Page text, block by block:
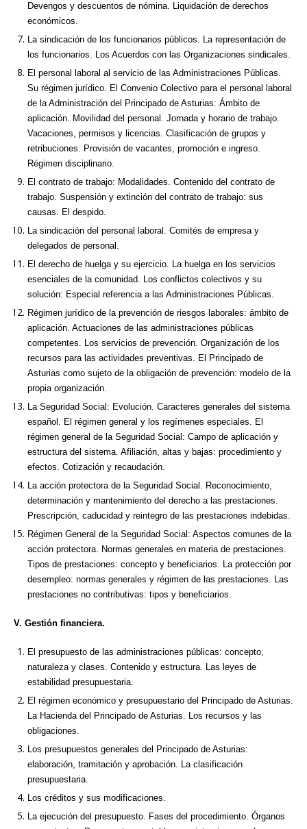
Devengos y descuentos de nómina. Liquidación de derechos
económicos.
La sindicación de los funcionarios públicos. La representación de
los funcionarios. Los Acuerdos con las Organizaciones sindicales.
El personal laboral al servicio de las Administraciones Públicas.
Su régimen jurídico. El Convenio Colectivo para el personal laboral
de la Administración del Principado de Asturias: Ámbito de
aplicación. Movilidad del personal. Jornada y horario de trabajo.
Vacaciones, permisos y licencias. Clasificación de grupos y
retribuciones. Provisión de vacantes, promoción e ingreso.
Régimen disciplinario.
El contrato de trabajo: Modalidades. Contenido del contrato de
trabajo. Suspensión y extinción del contrato de trabajo: sus
causas. El despido.
La sindicación del personal laboral. Comités de empresa y
delegados de personal.
El derecho de huelga y su ejercicio. La huelga en los servicios
esenciales de la comunidad. Los conflictos colectivos y su
solución: Especial referencia a las Administraciones Públicas.
Régimen jurídico de la prevención de riesgos laborales: ámbito de
aplicación. Actuaciones de las administraciones públicas
competentes. Los servicios de prevención. Organización de los
recursos para las actividades preventivas. El Principado de
Asturias como sujeto de la obligación de prevención: modelo de la
propia organización.
La Seguridad Social: Evolución. Caracteres generales del sistema
español. El régimen general y los regímenes especiales. El
régimen general de la Seguridad Social: Campo de aplicación y
estructura del sistema. Afiliación, altas y bajas: procedimiento y
efectos. Cotización y recaudación.
La acción protectora de la Seguridad Social. Reconocimiento,
determinación y mantenimiento del derecho a las prestaciones.
Prescripción, caducidad y reintegro de las prestaciones indebidas.
Régimen General de la Seguridad Social: Aspectos comunes de la
acción protectora. Normas generales en materia de prestaciones.
Tipos de prestaciones: concepto y beneficiarios. La protección por
desempleo: normas generales y régimen de las prestaciones. Las
prestaciones no contributivas: tipos y beneficiarios.
V. Gestión financiera.
El presupuesto de las administraciones públicas: concepto,
naturaleza y clases. Contenido y estructura. Las leyes de
estabilidad presupuestaria.
El régimen económico y presupuestario del Principado de Asturias.
La Hacienda del Principado de Asturias. Los recursos y las
obligaciones.
Los presupuestos generales del Principado de Asturias:
elaboración, tramitación y aprobación. La clasificación
presupuestaria.
Los créditos y sus modificaciones.
La ejecución del presupuesto. Fases del procedimiento. Órganos